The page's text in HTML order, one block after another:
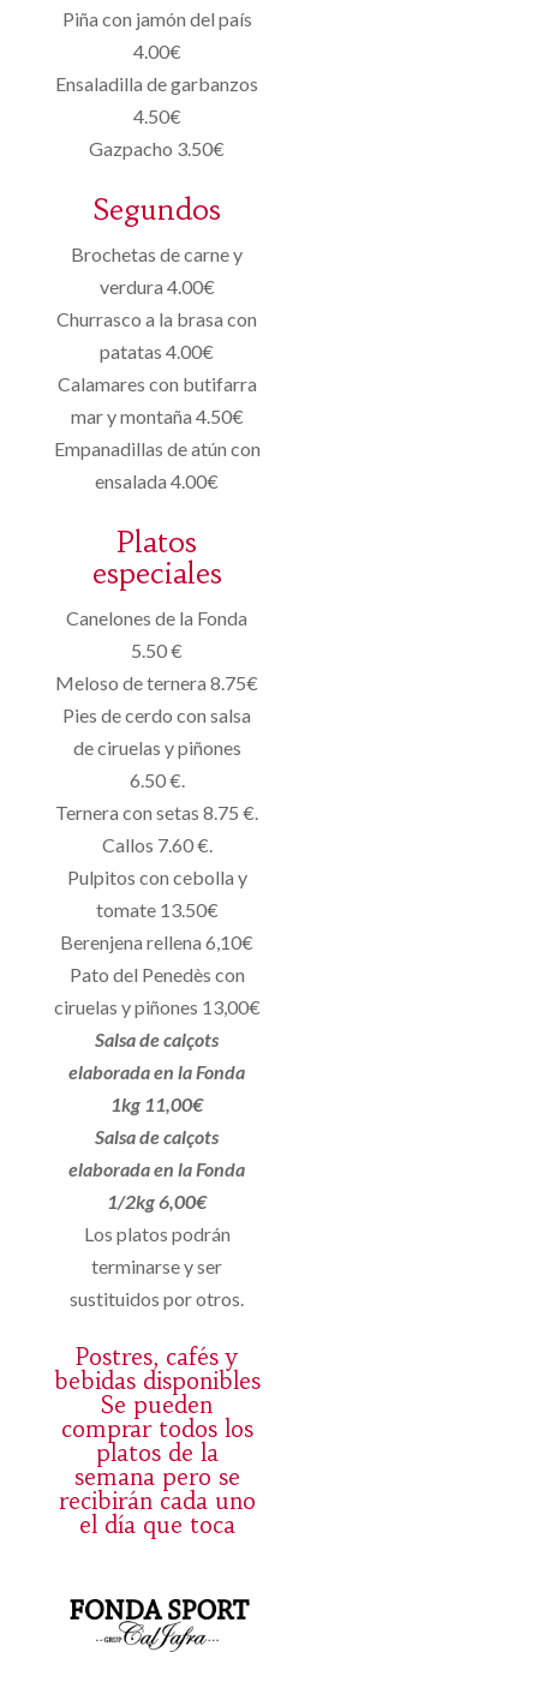
Piña con jamón del país
4.00€
Ensaladilla de garbanzos
4.50€
Gazpacho 3.50€
Segundos
Brochetas de carne y
verdura 4.00€
Churrasco a la brasa con
patatas 4.00€
Calamares con butifarra
mar y montaña 4.50€
Empanadillas de atún con
ensalada 4.00€
Platos
especiales
Canelones de la Fonda
5.50 €
Meloso de ternera 8.75€
Pies de cerdo con salsa
de ciruelas y piñones
6.50 €.
Ternera con setas 8.75 €.
Callos 7.60 €.
Pulpitos con cebolla y
tomate 13.50€
Berenjena rellena 6,10€
Pato del Penedès con
ciruelas y piñones 13,00€
Salsa de calçots
elaborada en la Fonda
1kg 11,00€
Salsa de calçots
elaborada en la Fonda
1/2kg 6,00€
Los platos podrán
terminarse y ser
sustituidos por otros.
Postres, cafés y
bebidas disponibles
Se pueden
comprar todos los
platos de la
semana pero se
recibirán cada uno
el día que toca